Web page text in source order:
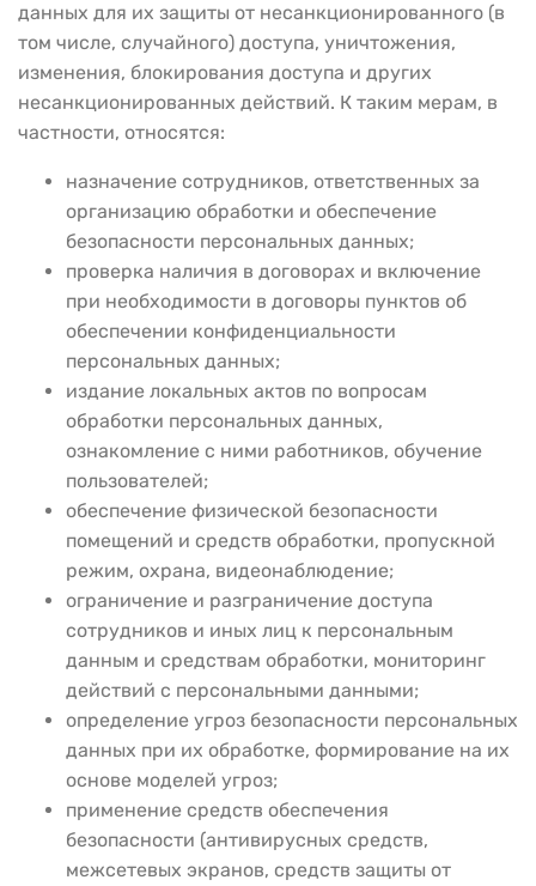
данных для их защиты от несанкционированного (в
том числе, случайного) доступа, уничтожения,
изменения, блокирования доступа и других
несанкционированных действий. К таким мерам, в
частности, относятся:
назначение сотрудников, ответственных за
организацию обработки и обеспечение
безопасности персональных данных;
проверка наличия в договорах и включение
при необходимости в договоры пунктов об
обеспечении конфиденциальности
персональных данных;
издание локальных актов по вопросам
обработки персональных данных,
ознакомление с ними работников, обучение
пользователей;
обеспечение физической безопасности
помещений и средств обработки, пропускной
режим, охрана, видеонаблюдение;
ограничение и разграничение доступа
сотрудников и иных лиц к персональным
данным и средствам обработки, мониторинг
действий с персональными данными;
определение угроз безопасности персональных
данных при их обработке, формирование на их
основе моделей угроз;
применение средств обеспечения
безопасности (антивирусных средств,
межсетевых экранов, средств защиты от